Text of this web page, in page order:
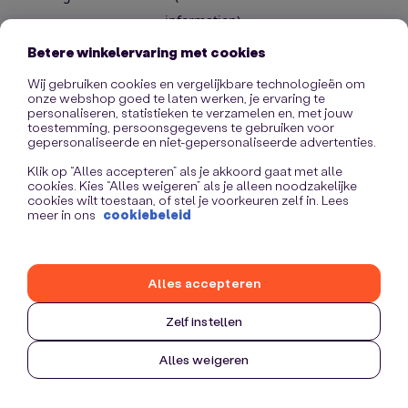
information).
Betere winkelervaring met cookies
Wij gebruiken cookies en vergelijkbare technologieën om
onze webshop goed te laten werken, je ervaring te
personaliseren, statistieken te verzamelen en, met jouw
toestemming, persoonsgegevens te gebruiken voor
gepersonaliseerde en niet-gepersonaliseerde advertenties.
Klik op “Alles accepteren” als je akkoord gaat met alle
cookies. Kies “Alles weigeren” als je alleen noodzakelijke
cookies wilt toestaan, of stel je voorkeuren zelf in. Lees
meer in ons cookiebeleid
Zelf instellen
Alles weigeren
Alles accepteren